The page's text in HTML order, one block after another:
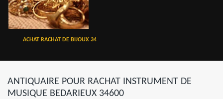
ACHAT RACHAT DE BIJOUX 34
ANTIQUAIRE POUR RACHAT INSTRUMENT DE
MUSIQUE BEDARIEUX 34600